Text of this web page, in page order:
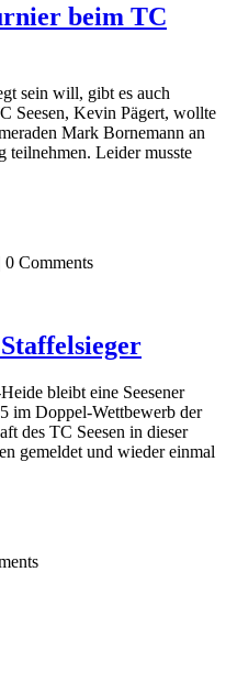
beim TC
sein will, gibt es auch
Seesen, Kevin Pägert, wollte
Mark Bornemann an
teilnehmen. Leider musste
0 Comments
bleibt eine Seesener
im Doppel-Wettbewerb der
des TC Seesen in dieser
gemeldet und wieder einmal